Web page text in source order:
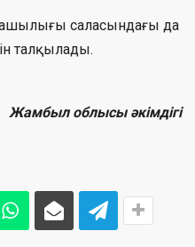
саласындағы да
талқылады.
Жамбыл облысы әкімдігі